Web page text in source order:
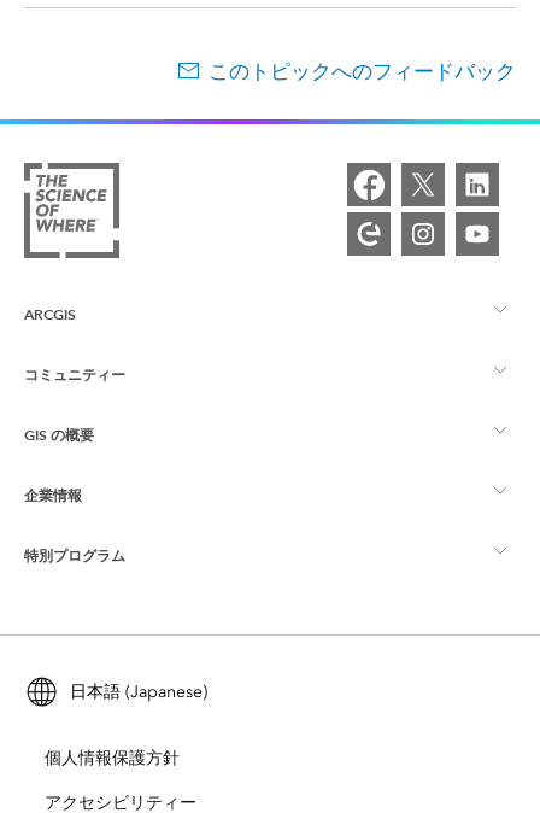
このトピックへのフィードバック
ARCGIS
ArcGIS の概要
マッピング
コミュニティー
Esri Community
ArcGIS ブログ
ユーザー調査およびテスト
Esri Young Professionals Network
GIS の概要
GIS とは
ロケーション インテリジェンス
トレーニング
ArcUser
ArcNews
企業情報
Esri について
採用情報
オープンビジョン
特別プログラム
ArcGIS for Student Use
自然保護
日本語 (Japanese)
個人情報保護方針
アクセシビリティー